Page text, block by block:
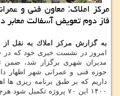
مركز املاك: معاون فنی و
فاز دوم تعویض آسفالت معابر
به گزارش مركز املاك به نقل از
امروز در نشست خبری خود كه در
مدیران شهری برگزار شد، ضمن
داریم كه بر طبق برنامه ریزی ها
۱۴۰۰ این ۷۰ پروژه